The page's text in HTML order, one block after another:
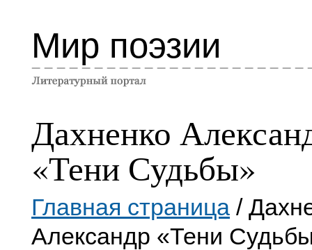
Мир поэзии
Дахненко
«Тени Судьбы»
Главная страница /
Александр «Тени